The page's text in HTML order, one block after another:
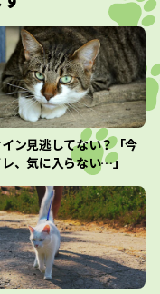
ン見逃してない？「今
、気に入らない…」